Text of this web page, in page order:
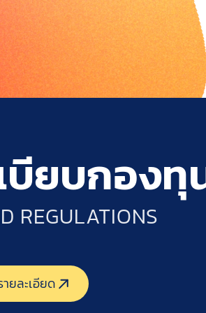
บียบกอง
REGULATIONS
ยละเอียด